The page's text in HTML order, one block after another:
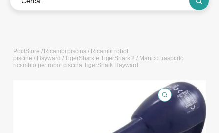
PoolStore / Ricambi piscina/ Ricambi robot
piscine / Hayward / TigerShark e TigerShark 2 / Manico trasporto
ricambio per robot piscina TigerShark Hayward